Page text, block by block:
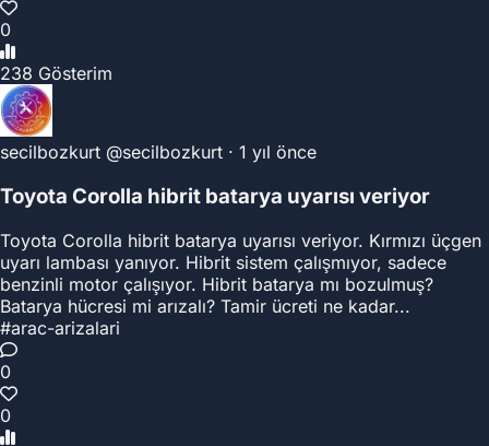
0
238 Gösterim
secilbozkurt @secilbozkurt · 1 yıl önce
Toyota Corolla hibrit batarya uyarısı veriyor
Toyota Corolla hibrit batarya uyarısı veriyor. Kırmızı üçgen
uyarı lambası yanıyor. Hibrit sistem çalışmıyor, sadece
benzinli motor çalışıyor. Hibrit batarya mı bozulmuş?
Batarya hücresi mi arızalı? Tamir ücreti ne kadar...
#arac-arizalari
0
0